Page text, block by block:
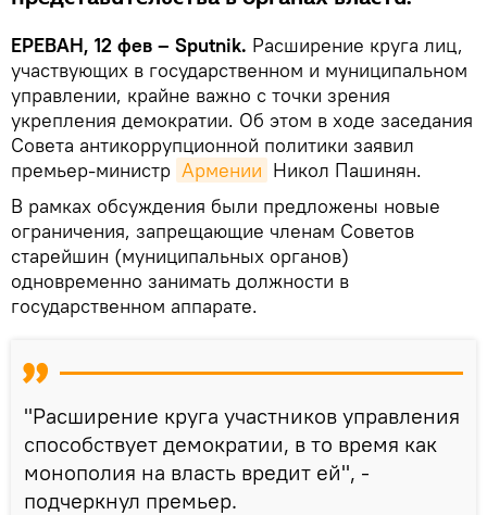
ЕРЕВАН, 12 фев – Sputnik. Расширение круга лиц,
участвующих в государственном и муниципальном
управлении, крайне важно с точки зрения
укрепления демократии. Об этом в ходе заседания
Совета антикоррупционной политики заявил
премьер-министр Армении Никол Пашинян.
В рамках обсуждения были предложены новые
ограничения, запрещающие членам Советов
старейшин (муниципальных органов)
одновременно занимать должности в
государственном аппарате.
"Расширение круга участников управления
способствует демократии, в то время как
монополия на власть вредит ей", -
подчеркнул премьер.